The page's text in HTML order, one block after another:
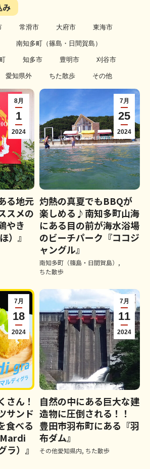
み
常滑市 大府市 東海市
南知多町（篠島・日間賀島）
知多市 豊明市 刈谷市
愛知県外 ちた散歩 その他
8月
1
2024
る地元
スメの
やき
）』
7月
25
2024
灼熱の真夏でもBBQが
楽しめる♪南知多町山海
にある目の前が海水浴場
のビーチパーク『ココジ
ャングル』
南知多町（篠島・日間賀島） ,
ちた散歩
7月
18
2024
さん！
サンド
食べる
ラ）』
7月
11
2024
自然の中にある巨大な建
造物に圧倒される！！
豊田市羽布町にある『羽
布ダム』
その他愛知県内, ちた散歩